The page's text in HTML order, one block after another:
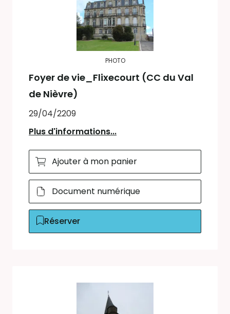
PHOTO
Foyer de vie_Flixecourt (CC du Val
de Nièvre)
29/04/2209
Plus d'informations...
Ajouter à mon panier
Document numérique
Réserver